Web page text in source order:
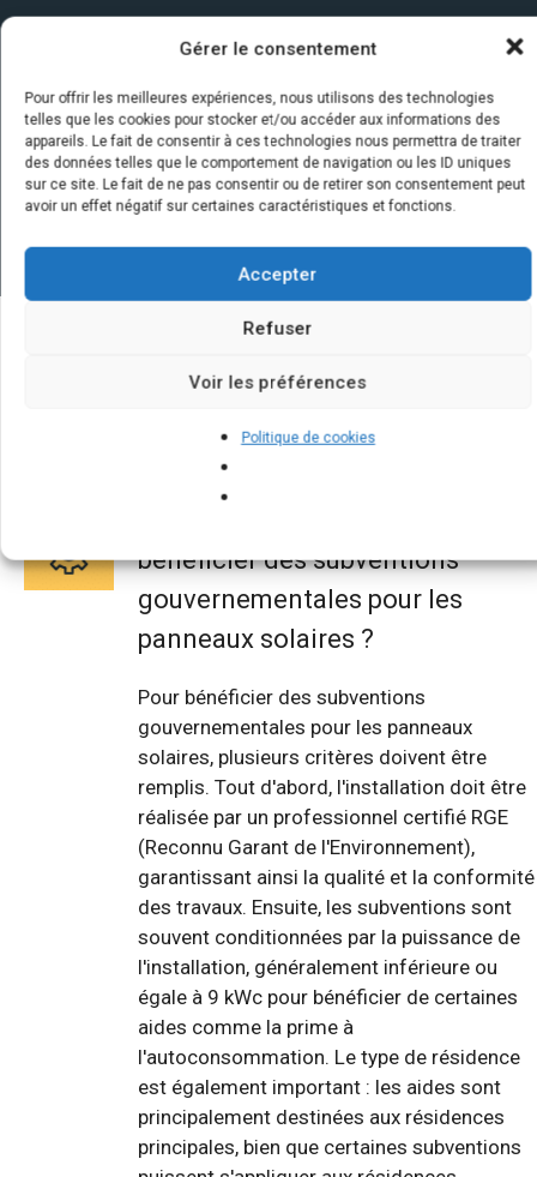
Gérer le consentement
Pour offrir les meilleures expériences, nous utilisons des technologies
telles que les cookies pour stocker et/ou accéder aux informations des
appareils. Le fait de consentir à ces technologies nous permettra de traiter
des données telles que le comportement de navigation ou les ID uniques
sur ce site. Le fait de ne pas consentir ou de retirer son consentement peut
avoir un effet négatif sur certaines caractéristiques et fonctions.
Accepter
Refuser
Voir les préférences
Politique de cookies
Quelques infos sur nos centrales
solaires : questions et réponses
bénéficier des subventions
gouvernementales pour les
panneaux solaires ?
Pour bénéficier des subventions
gouvernementales pour les panneaux
solaires, plusieurs critères doivent être
remplis. Tout d'abord, l'installation doit être
réalisée par un professionnel certifié RGE
(Reconnu Garant de l'Environnement),
garantissant ainsi la qualité et la conformité
des travaux. Ensuite, les subventions sont
souvent conditionnées par la puissance de
l'installation, généralement inférieure ou
égale à 9 kWc pour bénéficier de certaines
aides comme la prime à
l'autoconsommation. Le type de résidence
est également important : les aides sont
principalement destinées aux résidences
principales, bien que certaines subventions